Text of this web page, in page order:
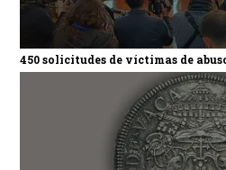
450 solicitudes de víctimas de